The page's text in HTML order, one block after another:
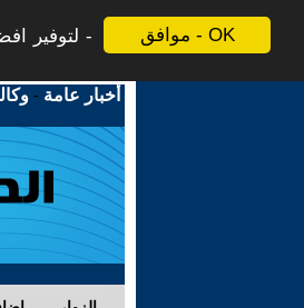
موافق - OK
لتوفير
أخبار عامة -